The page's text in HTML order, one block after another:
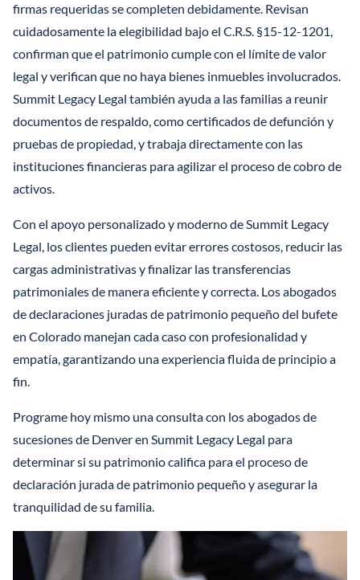
firmas requeridas se completen debidamente. Revisan
cuidadosamente la elegibilidad bajo el C.R.S. §15-12-1201,
confirman que el patrimonio cumple con el límite de valor
legal y verifican que no haya bienes inmuebles involucrados.
Summit Legacy Legal también ayuda a las familias a reunir
documentos de respaldo, como certificados de defunción y
pruebas de propiedad, y trabaja directamente con las
instituciones financieras para agilizar el proceso de cobro de
activos.
Con el apoyo personalizado y moderno de Summit Legacy
Legal, los clientes pueden evitar errores costosos, reducir las
cargas administrativas y finalizar las transferencias
patrimoniales de manera eficiente y correcta. Los abogados
de declaraciones juradas de patrimonio pequeño del bufete
en Colorado manejan cada caso con profesionalidad y
empatía, garantizando una experiencia fluida de principio a
fin.
Programe hoy mismo una consulta con los abogados de
sucesiones de Denver en Summit Legacy Legal para
determinar si su patrimonio califica para el proceso de
declaración jurada de patrimonio pequeño y asegurar la
tranquilidad de su familia.